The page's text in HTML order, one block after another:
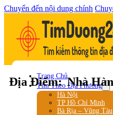
Chuyển đến nội dung chính
Trang Chủ
Tìm Theo Địa Phương
Hà Nội
TP Hồ Chí Minh
Bà Rịa – Vũng Tàu
Địa Điểm: Nhà